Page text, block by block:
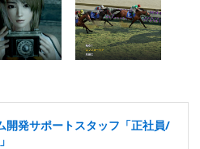
開発サポートスタッフ「正社員/